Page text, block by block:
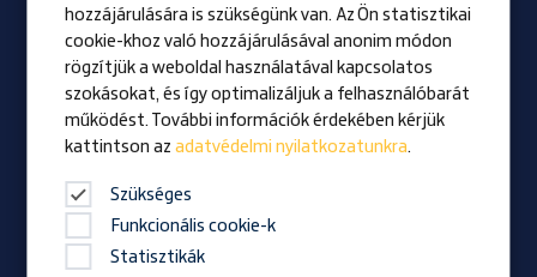
Kitüntetés
Családi vállalkozás
Hírek
Vállalati magazin
hozzájárulására is szükségünk van. Az Ön statisztikai
cookie-khoz való hozzájárulásával anonim módon
rögzítjük a weboldal használatával kapcsolatos
szokásokat, és így optimalizáljuk a felhasználóbarát
működést. További információk érdekében kérjük
kattintson azadatvédelmi nyilatkozatunkra.
Szükséges
Funkcionális cookie-k
Statisztikák